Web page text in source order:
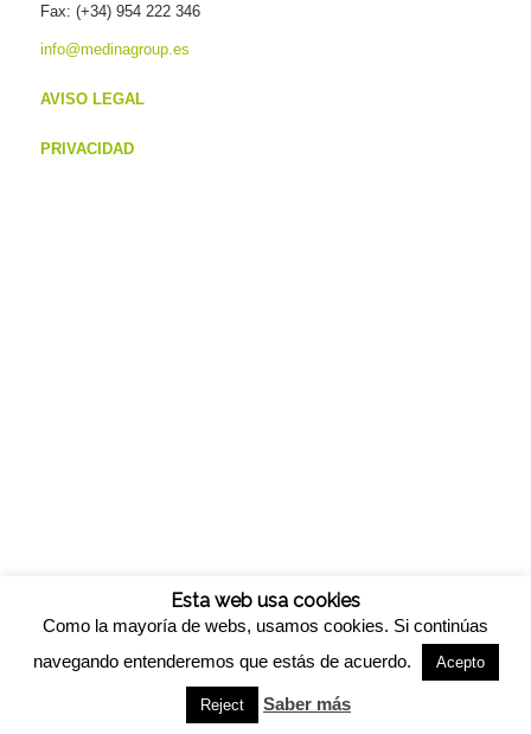
Fax: (+34) 954 222 346
info@medinagroup.es
AVISO LEGAL
PRIVACIDAD
Enfold WordPress Theme by Kriesi
Esta web usa cookies
Como la mayoría de webs, usamos cookies. Si continúas
navegando entenderemos que estás de acuerdo.
Acepto
Reject Saber más